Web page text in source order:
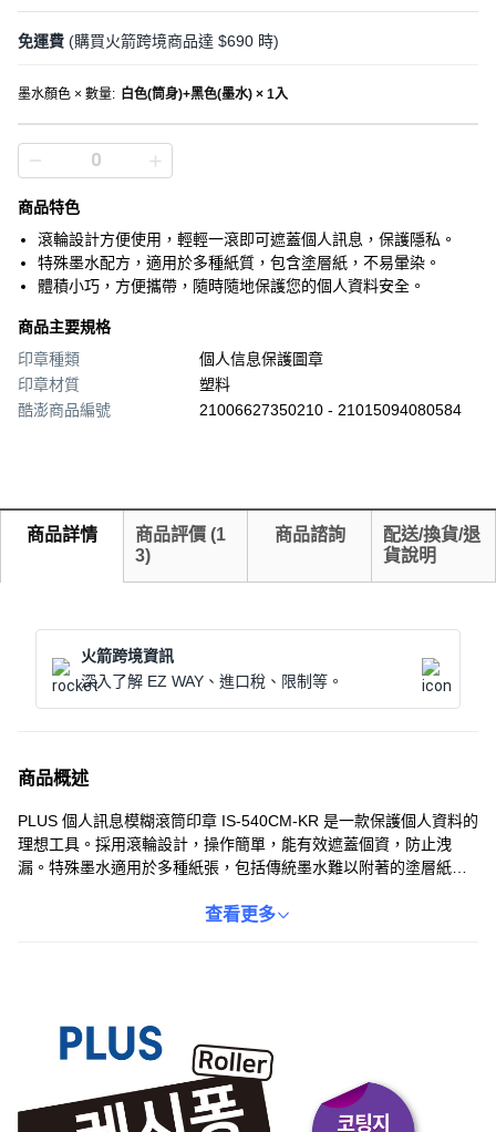
免運費 (購買火箭跨境商品達 $690 時)
墨水顏色 × 數量: 白色(筒身)+黑色(墨水) × 1入
商品特色
滾輪設計方便使用，輕輕一滾即可遮蓋個人訊息，保護隱私。
特殊墨水配方，適用於多種紙質，包含塗層紙，不易暈染。
體積小巧，方便攜帶，隨時隨地保護您的個人資料安全。
商品主要規格
印章種類
個人信息保護圖章
印章材質
塑料
酷澎商品編號
21006627350210 - 21015094080584
商品詳情 商品評價 (1
3)
商品諮詢
配送/換貨/退
貨說明
火箭跨境資訊
深入了解 EZ WAY、進口稅、限制等。
商品概述
PLUS 個人訊息模糊滾筒印章 IS-540CM-KR 是一款保護個人資料的
理想工具。採用滾輪設計，操作簡單，能有效遮蓋個資，防止洩
漏。特殊墨水適用於多種紙張，包括傳統墨水難以附著的塗層紙。
前，使用此印章滾動遮蓋，讓您安心無憂。
查看更多